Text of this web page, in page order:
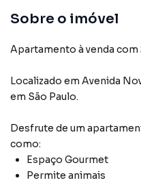
Sobre o imóvel
Apartamento à venda com
Localizado em Avenida
em São Paulo.
Desfrute de um
como:
Espaço Gourmet
Permite animais